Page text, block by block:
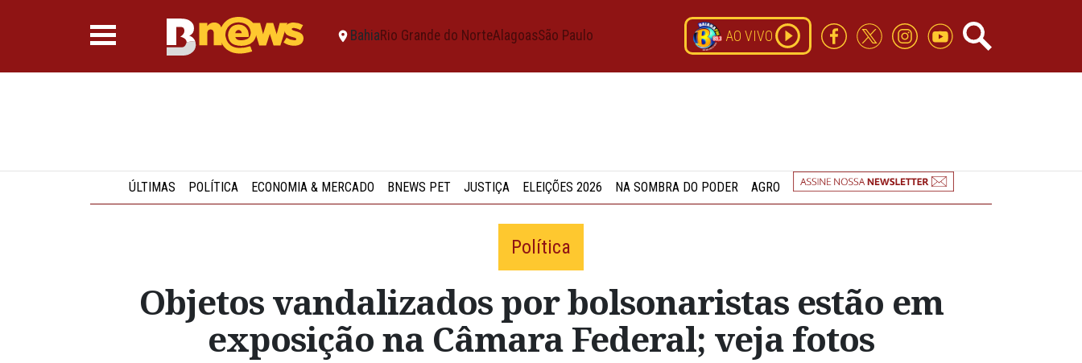
BahiaRio Grande do NorteAlagoasSão Paulo AO VIVO
ÚLTIMAS POLÍTICA ECONOMIA & MERCADO BNEWS PET JUSTIÇA ELEIÇÕES 2026 NA SOMBRA DO PODER AGRO
Política
Objetos vandalizados por bolsonaristas estão em
exposição na Câmara Federal; veja fotos